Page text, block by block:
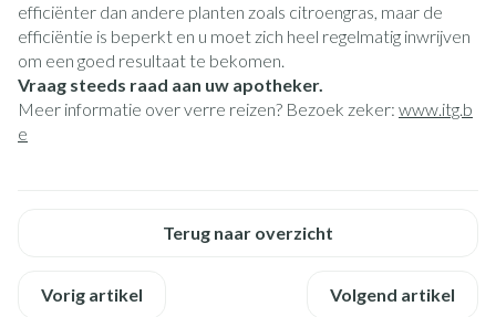
efficiënter dan andere planten zoals citroengras, maar de
efficiëntie is beperkt en u moet zich heel regelmatig inwrijven
om een goed resultaat te bekomen.
Vraag steeds raad aan uw apotheker.
Meer informatie over verre reizen? Bezoek zeker: www.itg.b
e
Terug naar overzicht
Vorig artikel Volgend artikel